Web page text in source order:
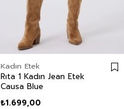
Kadın Etek
Rıta 1 Kadın Jean Etek
Causa Blue
₺1.699,00